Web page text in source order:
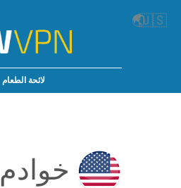
🌏🇺🇸
لائحة الطعام
خوادم